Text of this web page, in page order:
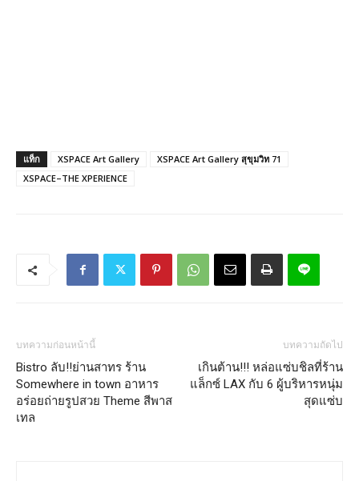
แท็ก XSPACE Art Gallery
XSPACE Art Gallery สุขุมวิท 71
XSPACE–THE XPERIENCE
บทความก่อนหน้านี้
Bistro ลับ!!ย่านสาทร ร้าน
Somewhere in town อาหาร
อร่อยถ่ายรูปสวย Theme สีพาส
เทล
บทความถัดไป
เกินต้าน!!! หล่อแซ่บชิลที่ร้าน
แล็กซ์ LAX กับ 6 ผู้บริหารหนุ่ม
สุดแซ่บ